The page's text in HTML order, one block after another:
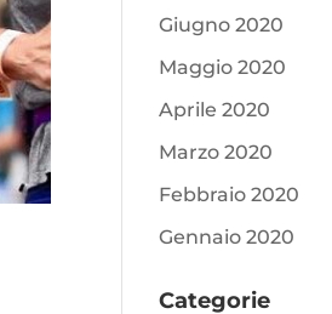
Giugno 2020
Maggio 2020
Aprile 2020
Marzo 2020
Febbraio 2020
Gennaio 2020
Categorie